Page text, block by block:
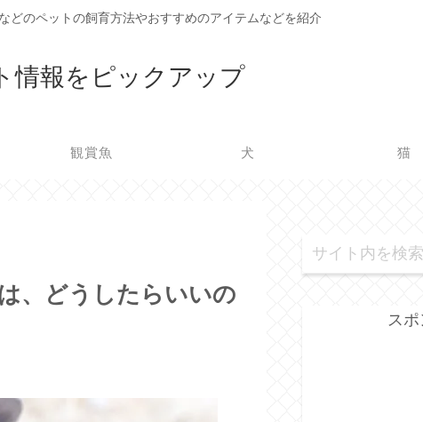
どのペットの飼育方法やおすすめのアイテムなどを紹介
情報をピックアップ
観賞魚 犬 猫
、どうしたらいいの
ス